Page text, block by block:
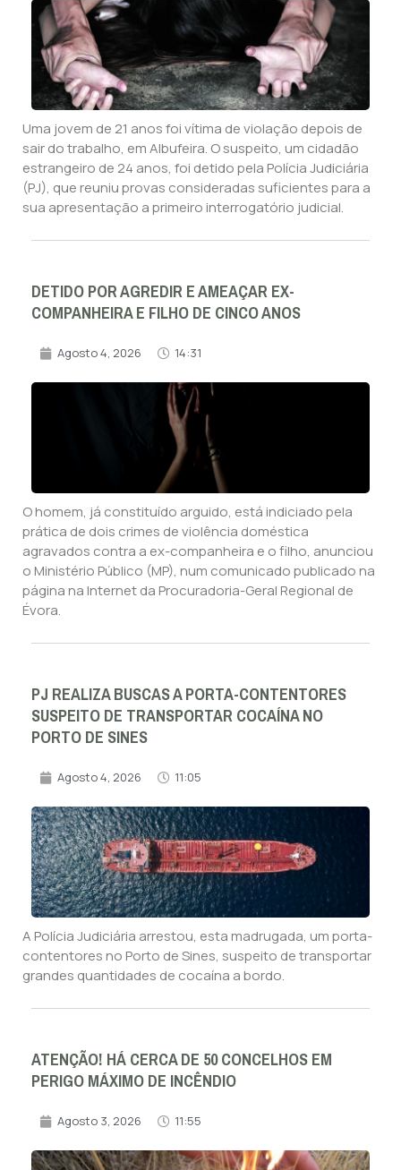
Uma jovem de 21 anos foi vítima de violação depois de
sair do trabalho, em Albufeira. O suspeito, um cidadão
estrangeiro de 24 anos, foi detido pela Polícia Judiciária
(PJ), que reuniu provas consideradas suficientes para a
sua apresentação a primeiro interrogatório judicial.
DETIDO POR AGREDIR E AMEAÇAR EX-
COMPANHEIRA E FILHO DE CINCO ANOS
Agosto 4, 2026 14:31
O homem, já constituído arguido, está indiciado pela
prática de dois crimes de violência doméstica
agravados contra a ex-companheira e o filho, anunciou
o Ministério Público (MP), num comunicado publicado na
página na Internet da Procuradoria-Geral Regional de
Évora.
PJ REALIZA BUSCAS A PORTA-CONTENTORES
SUSPEITO DE TRANSPORTAR COCAÍNA NO
PORTO DE SINES
Agosto 4, 2026 11:05
A Polícia Judiciária arrestou, esta madrugada, um porta-
contentores no Porto de Sines, suspeito de transportar
grandes quantidades de cocaína a bordo.
ATENÇÃO! HÁ CERCA DE 50 CONCELHOS EM
PERIGO MÁXIMO DE INCÊNDIO
Agosto 3, 2026 11:55